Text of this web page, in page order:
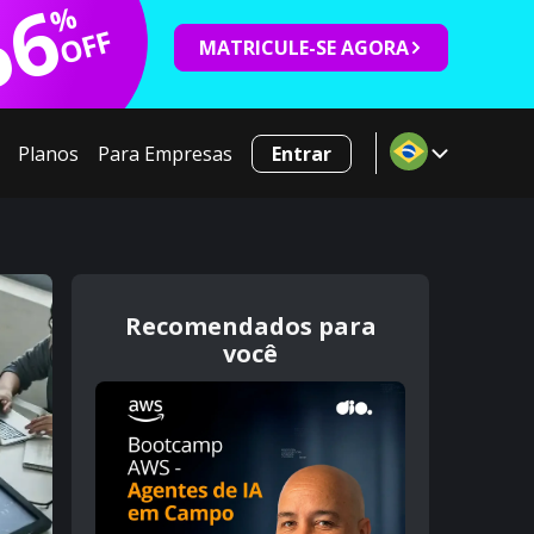
%
OFF MATRICULE-SE AGORA
Planos Para Empresas Entrar
Recomendados para
você